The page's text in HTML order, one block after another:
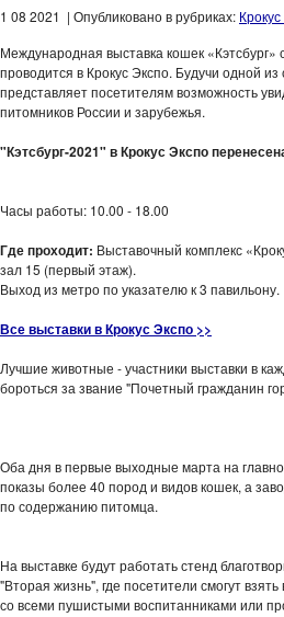
1 08 2021 | Опубликовано в рубриках:
Международная выставка кошек «Кэтсбург»
проводится в Крокус Экспо. Будучи одной
представляет посетителям возможность
питомников России и зарубежья.
"Кэтсбург-2021" в Крокус Экспо
Часы работы: 10.00 - 18.00
Где проходит: Выставочный комплекс
зал 15 (первый этаж).
Выход из метро по указателю к 3 павильону.
Все выставки в Крокус Экспо >>
Лучшие животные - участники выставки в
бороться за звание "Почетный гражданин
Оба дня в первые выходные марта на
показы более 40 пород и видов кошек, а
по содержанию питомца.
На выставке будут работать стенд
"Вторая жизнь", где посетители смогут
со всеми пушистыми воспитанниками или